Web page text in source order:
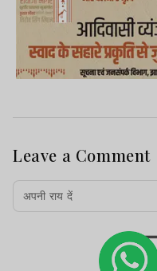
Leave a Comment